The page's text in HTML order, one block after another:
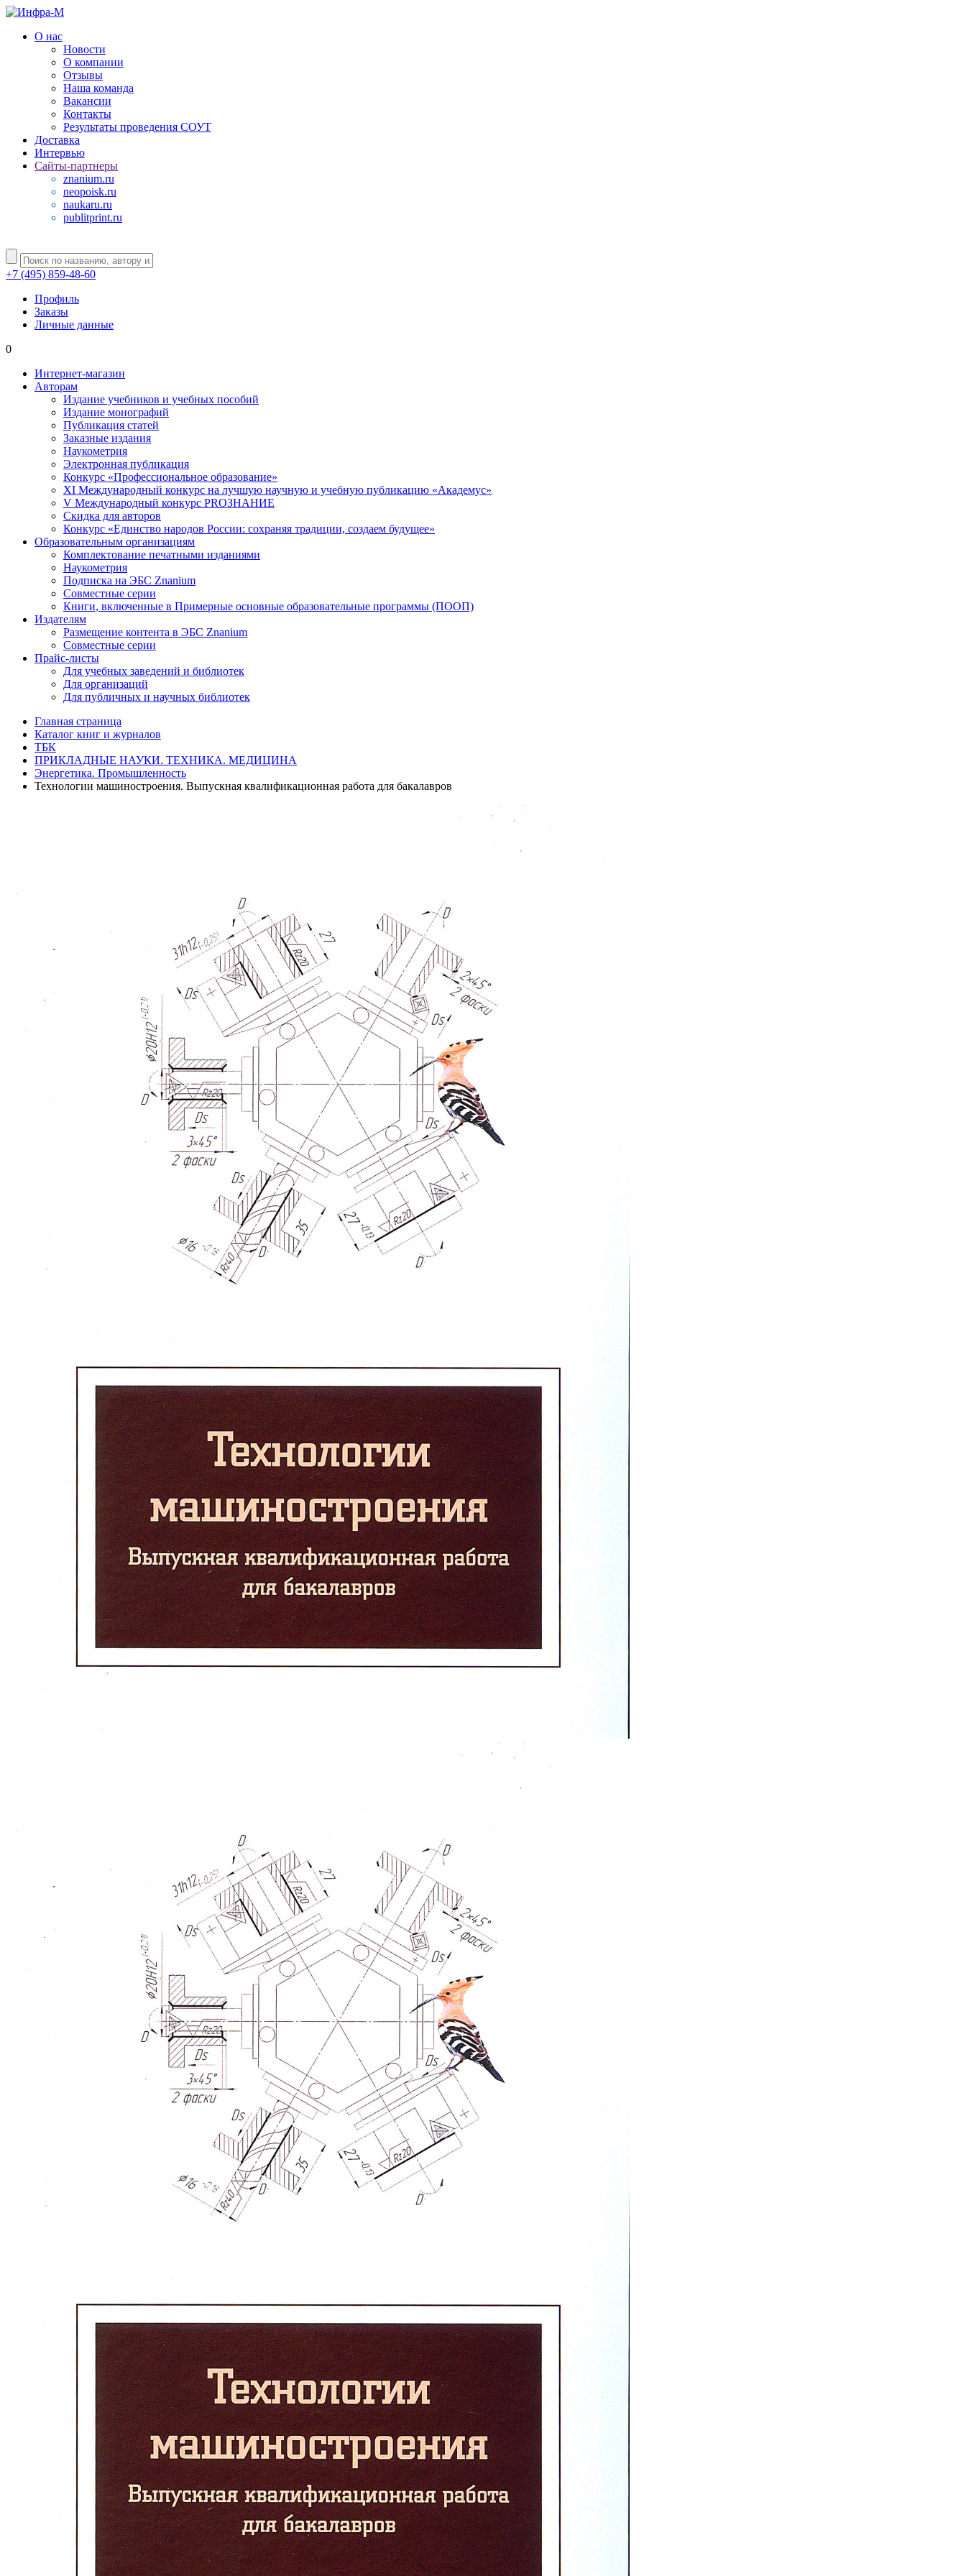
О нас
Новости
О компании
Отзывы
Наша команда
Вакансии
Контакты
Результаты проведения СОУТ
Доставка
Интервью
Сайты-партнеры
znanium.ru
neopoisk.ru
naukaru.ru
publitprint.ru
+7 (495) 859-48-60
Профиль
Заказы
Личные данные
0
Интернет-магазин
Авторам
Издание учебников и учебных пособий
Издание монографий
Публикация статей
Заказные издания
Наукометрия
Электронная публикация
Конкурс «Профессиональное образование»
XI Международный конкурс на лучшую научную и учебную публикацию «Академус»
V Международный конкурс PROЗНАНИЕ
Скидка для авторов
Конкурс «Единство народов России: сохраняя традиции, создаем будущее»
Образовательным организациям
Комплектование печатными изданиями
Наукометрия
Подписка на ЭБС Znanium
Совместные серии
Книги, включенные в Примерные основные образовательные программы (ПООП)
Издателям
Размещение контента в ЭБС Znanium
Совместные серии
Прайс-листы
Для учебных заведений и библиотек
Для организаций
Для публичных и научных библиотек
Главная страница
Каталог книг и журналов
ТБК
ПРИКЛАДНЫЕ НАУКИ. ТЕХНИКА. МЕДИЦИНА
Энергетика. Промышленность
Технологии машиностроения. Выпускная квалификационная работа для бакалавров